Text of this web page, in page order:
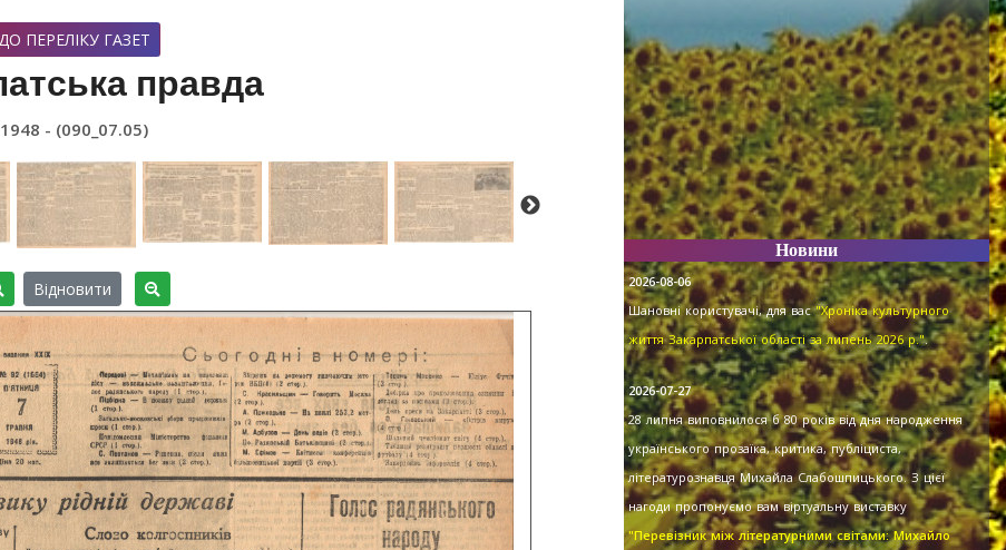
ПЕРЕЛІКУ ГАЗЕТ
правда
1948 - (090_07.05)
Відновити
Новини
2026-08-06
Шановні користувачі, для вас"Хроніка культурного
життя Закарпатської області за липень 2026 р.".
2026-07-27
28 липня виповнилося б 80 років від дня народження
українського прозаїка, критика, публіциста,
літературознавця Михайла Слабошпицького. З цієї
нагоди пропонуємо вам віртуальну виставку
"Перевізник між літературними світами: Михайло